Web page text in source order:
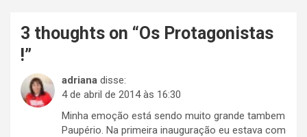
3 thoughts on “Os Protagonistas
!”
adriana disse:
4 de abril de 2014 às 16:30
Minha emoção está sendo muito grande tambem
Paupério. Na primeira inauguração eu estava com